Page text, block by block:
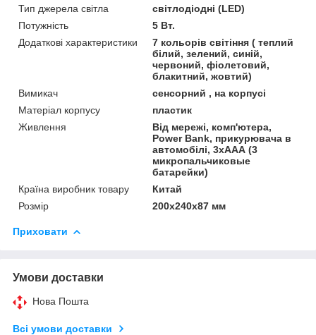
Тип джерела світла
світлодіодні (LED)
Потужність
5 Вт.
Додаткові характеристики
7 кольорів світіння ( теплий
білий, зелений, синій,
червоний, фіолетовий,
блакитний, жовтий)
Вимикач
сенсорний , на корпусі
Матеріал корпусу
пластик
Живлення
Від мережі, комп'ютера,
Power Bank, прикурювача в
автомобілі, 3хААА (3
микропальчиковые
батарейки)
Країна виробник товару
Китай
Розмір
200х240х87 мм
Приховати
Умови доставки
Нова Пошта
Всі умови доставки